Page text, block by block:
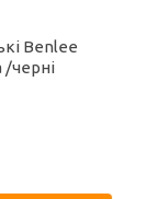
Benlee
/черні